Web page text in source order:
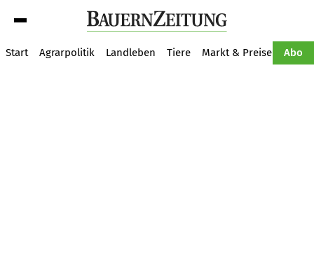
Start Agrarpolitik Landleben Tiere Markt & Preise Abo